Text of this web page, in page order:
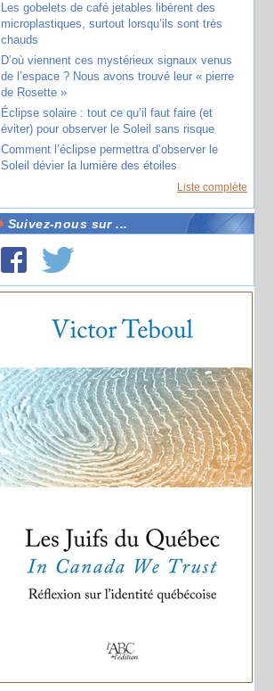
Les gobelets de café jetables libèrent des
microplastiques, surtout lorsqu’ils sont très
chauds
D’où viennent ces mystérieux signaux venus
de l’espace ? Nous avons trouvé leur « pierre
de Rosette »
Éclipse solaire : tout ce qu’il faut faire (et
éviter) pour observer le Soleil sans risque
Comment l’éclipse permettra d’observer le
Soleil dévier la lumière des étoiles
Liste complète
Suivez-nous sur ...